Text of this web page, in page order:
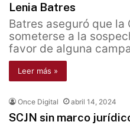
Lenia Batres
Batres aseguró que la
someterse a la
favor de alguna
Leer más »
Once Digital abril 14, 2024
SCJN sin marco